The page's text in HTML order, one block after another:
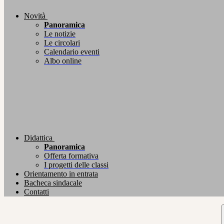
Novità
Panoramica
Le notizie
Le circolari
Calendario eventi
Albo online
Didattica
Panoramica
Offerta formativa
I progetti delle classi
Orientamento in entrata
Bacheca sindacale
Contatti